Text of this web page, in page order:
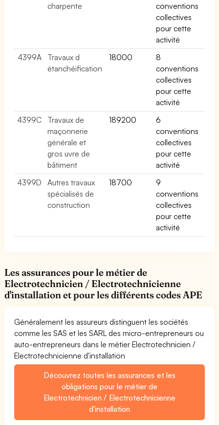
charpente
conventions
collectives
pour cette
activité
4399A
Travaux d
étanchéification
18000
8
conventions
collectives
pour cette
activité
4399C
Travaux de
maçonnerie
générale et
gros uvre de
bâtiment
189200
6
conventions
collectives
pour cette
activité
4399D
Autres travaux
spécialisés de
construction
18700
9
conventions
collectives
pour cette
activité
Les assurances pour le métier de
Electrotechnicien / Electrotechnicienne
d'installation et pour les différents codes APE
Généralement les assureurs distinguent les sociétés
comme les SAS et les SARL des micro-entrepreneurs ou
auto-entrepreneurs dans le métier Electrotechnicien /
Electrotechnicienne d'installation
Découvrez toutes les assurances et les
obligations pour le métier de
Electrotechnicien / Electrotechnicienne
d'installation